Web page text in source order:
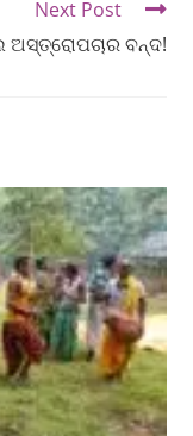
Next Post
ଅସ୍ତ୍ରୋପଚାର ବନ୍ଦ!